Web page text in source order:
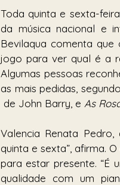
Toda quinta e sexta-
da música nacional e
Bevilaqua comenta
jogo para ver qual é a
Algumas pessoas
as mais pedidas,
de John Barry, e As
Valencia Renata
quinta e sexta”, afirma.
para estar presente. “É
qualidade com um